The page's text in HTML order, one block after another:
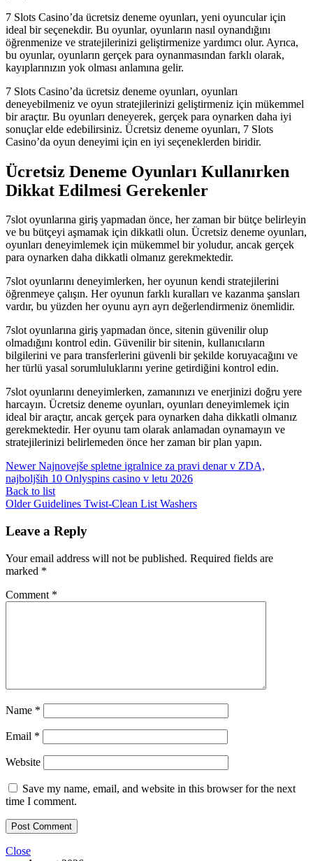
7 Slots Casino’da ücretsiz deneme oyunları, yeni oyuncular için
ideal bir seçenekdir. Bu oyunlar, oyunların nasıl oynandığını
öğrenmenize ve stratejilerinizi geliştirmenize yardımcı olur. Ayrıca,
bu oyunlar, oyunların gerçek para oynanmasından farklı olarak,
kayıplarınızın yok olması anlamına gelir.
7 Slots Casino’da ücretsiz deneme oyunları, oyunları
deneyebilmeniz ve oyun stratejilerinizi geliştirmeniz için mükemmel
bir araçtır. Bu oyunları deneyerek, gerçek para oynarken daha iyi
sonuçlar elde edebilirsiniz. Ücretsiz deneme oyunları, 7 Slots
Casino’da oyun deneyimi için en iyi seçeneklerden biridir.
Ücretsiz Deneme Oyunları Kullanırken
Dikkat Edilmesi Gerekenler
7slot oyunlarına giriş yapmadan önce, her zaman bir bütçe belirleyin
ve bu bütçeyi aşmamak için dikkatli olun. Ücretsiz deneme oyunları,
oyunları deneyimlemek için mükemmel bir yoludur, ancak gerçek
para oynarken daha dikkatli olmanız gerekmektedir.
7slot oyunlarını deneyimlerken, her oyunun kendi stratejilerini
öğrenmeye çalışın. Her oyunun farklı kuralları ve kazanma şansları
vardır, bu yüzden her oyunu ayrı ayrı değerlendirmeniz önemlidir.
7slot oyunlarına giriş yapmadan önce, sitenin güvenilir olup
olmadığını kontrol edin. Güvenilir bir sitenin, kullanıcıların
bilgilerini ve para transferlerini güvenli bir şekilde koruyacağını ve
her türlü yasal sorumluluklarını yerine getirdiğini kontrol edin.
7slot oyunlarını deneyimlerken, zamanınızı ve enerjinizi doğru yere
harcayın. Ücretsiz deneme oyunları, oyunları deneyimlemek için
ideal bir araçtır, ancak gerçek para oynarken daha dikkatli olmanız
gerekmektedir. Her oyunu tam olarak anlamadan oynamayın ve
stratejilerinizi belirlemeden önce her zaman bir plan yapın.
Newer Najnovejše spletne igralnice za pravi denar v ZDA,
najboljših 10 Onlyspins casino v letu 2026
Back to list
Older Guidelines Twist-Clean List Washers
Leave a Reply
Your email address will not be published. Required fields are
marked *
Comment *
Name *
Email *
Website
Save my name, email, and website in this browser for the next
time I comment.
Close